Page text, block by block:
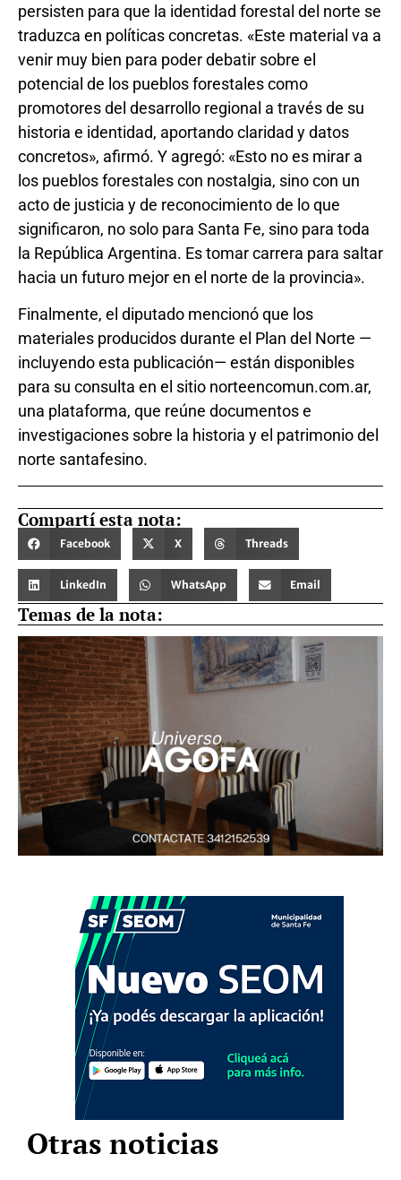
persisten para que la identidad forestal del norte se
traduzca en políticas concretas. «Este material va a
venir muy bien para poder debatir sobre el
potencial de los pueblos forestales como
promotores del desarrollo regional a través de su
historia e identidad, aportando claridad y datos
concretos», afirmó. Y agregó: «Esto no es mirar a
los pueblos forestales con nostalgia, sino con un
acto de justicia y de reconocimiento de lo que
significaron, no solo para Santa Fe, sino para toda
la República Argentina. Es tomar carrera para saltar
hacia un futuro mejor en el norte de la provincia».
Finalmente, el diputado mencionó que los
materiales producidos durante el Plan del Norte —
incluyendo esta publicación— están disponibles
para su consulta en el sitio norteencomun.com.ar,
una plataforma, que reúne documentos e
investigaciones sobre la historia y el patrimonio del
norte santafesino.
Compartí esta nota:
Facebook X Threads
LinkedIn WhatsApp Email
Temas de la nota:
Otras noticias